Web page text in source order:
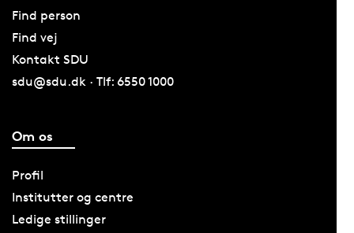
Find person
Find vej
Kontakt SDU
sdu@sdu.dk · Tlf: 6550 1000
Om os
Profil
Institutter og centre
Ledige stillinger